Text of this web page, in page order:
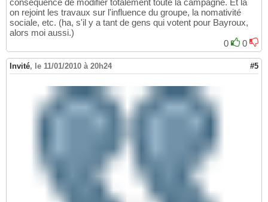
conséquence de modifier totalement toute la campagne. Et là
on rejoint les travaux sur l'influence du groupe, la nomativité
sociale, etc. (ha, s'il y a tant de gens qui votent pour Bayroux,
alors moi aussi.)
0
0
Invité, le 11/01/2010 à 20h24 #5